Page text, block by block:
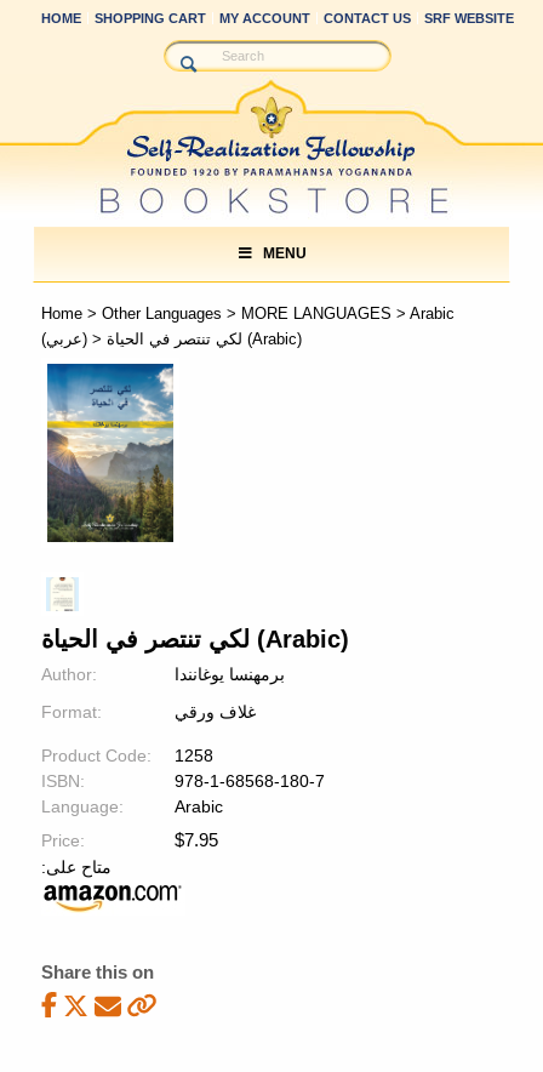
HOME SHOPPING CART MY ACCOUNT CONTACT US SRF WEBSITE
MENU
Home> Other Languages > MORE LANGUAGES > Arabic
(عربي)
> لكي تنتصر في الحیاة (Arabic)
لكي تنتصر في الحیاة (Arabic)
Author:
برمھنسا یوغانندا
Format:
غلاف ورقي
Product Code:
1258
ISBN:
978-1-68568-180-7
Language:
Arabic
Price:
$7.95
:متاح على
Share this on